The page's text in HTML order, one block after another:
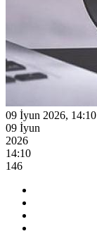
09 İyun 2026, 14:10
09 İyun
2026
14:10
146